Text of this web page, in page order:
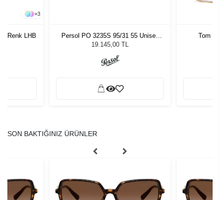
+3
Renk LHB
Persol PO 3235S 95/31 55 Unisex
Güneş Gözlüğü
19.145,00 TL
Tom
SON BAKTIĞINIZ ÜRÜNLER